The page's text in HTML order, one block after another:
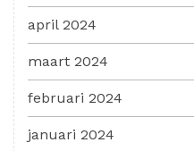
april 2024
maart 2024
februari 2024
januari 2024